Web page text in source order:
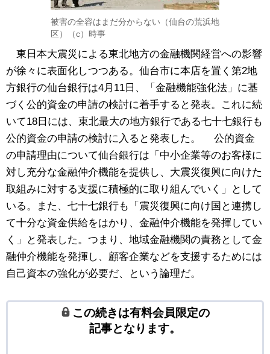
被害の全容はまだ分からない（仙台の荒浜地
区）（c）時事
東日本大震災による東北地方の金融機関経営への影響
が徐々に表面化しつつある。仙台市に本店を置く第2地
方銀行の仙台銀行は4月11日、「金融機能強化法」に基
づく公的資金の申請の検討に着手すると発表。これに続
いて18日には、東北最大の地方銀行である七十七銀行も
公的資金の申請の検討に入ると発表した。 公的資金
の申請理由について仙台銀行は「中小企業等のお客様に
対し充分な金融仲介機能を提供し、大震災復興に向けた
取組みに対する支援に積極的に取り組んでいく」として
いる。また、七十七銀行も「震災復興に向け国と連携し
て十分な資金供給をはかり、金融仲介機能を発揮してい
く」と発表した。つまり、地域金融機関の責務として金
融仲介機能を発揮し、顧客企業などを支援するためには
自己資本の強化が必要だ、という論理だ。
この続きは有料会員限定の
記事となります。